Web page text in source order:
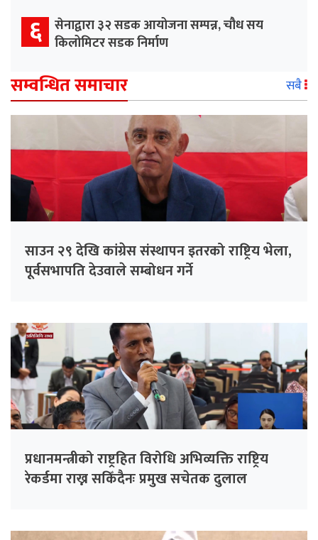
६ सेनाद्वारा ३२ सडक आयोजना सम्पन्न, चौध सय
किलोमिटर सडक निर्माण
सम्वन्धित समाचार सबै
साउन २९ देखि कांग्रेस संस्थापन इतरको राष्ट्रिय भेला,
पूर्वसभापति देउवाले सम्बोधन गर्ने
प्रधानमन्त्रीको राष्ट्रहित विरोधि अभिव्यक्ति राष्ट्रिय
रेकर्डमा राख्न सकिँदैनः प्रमुख सचेतक दुलाल